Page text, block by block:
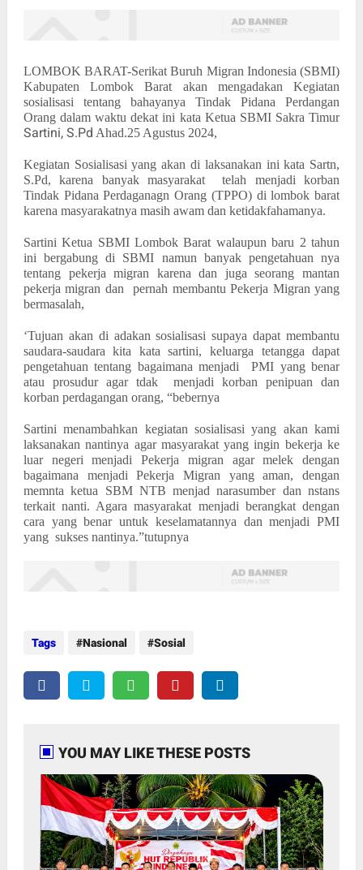
LOMBOK BARAT-Serikat Buruh Migran Indonesia (SBMI)
Kabupaten Lombok Barat akan mengadakan Kegiatan
sosialisasi tentang bahayanya Tindak Pidana Perdangan
Orang dalam waktu dekat ini kata Ketua SBMI Sakra Timur
Sartini, S.Pd Ahad.25 Agustus 2024,
Kegiatan Sosialisasi yang akan di laksanakan ini kata Sartn,
S.Pd, karena banyak masyarakat
telah menjadi korban
Tindak PidanaPerdaganagnOrang (TPPO) di lombok barat
karena masyarakatnya masih awam dan ketidakfahamanya.
Sartini Ketua SBMI Lombok Barat walaupun baru 2 tahun
ini bergabung di SBMI namun banyak pengetahuan nya
tentang pekerja migran karena dan juga seorang mantan
pekerja migran dan
pernah membantu Pekerja Migran yang
bermasalah,
‘Tujuan akan di adakan sosialisasi supaya dapat membantu
saudara-saudara kita kata sartini, keluarga tetangga dapat
pengetahuan tentang bagaimana menjadi
PMI yang benar
atau prosudur agar tdak
menjadi korban penipuan dan
korban perdagangan orang, “bebernya
Sartini menambahkan kegiatan sosialisasi yang akan kami
laksanakan nantinya agar masyarakat yang ingin bekerja ke
luar negeri menjadi Pekerja migran agar melek dengan
bagaimana menjadi Pekerja Migran yang aman, dengan
memnta ketua SBM NTB menjad narasumber dan nstans
terkait nanti. Agara masyarakat menjadi berangkat dengan
cara yang benar untuk keselamatannya dan menjadi PMI
yang sukses nantinya.”tutupnya
Tags Nasional Sosial
YOU MAY LIKE THESE POSTS